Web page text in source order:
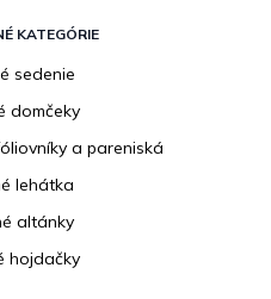
KATEGÓRIE
sedenie
domčeky
a pareniská
lehátka
altánky
hojdačky